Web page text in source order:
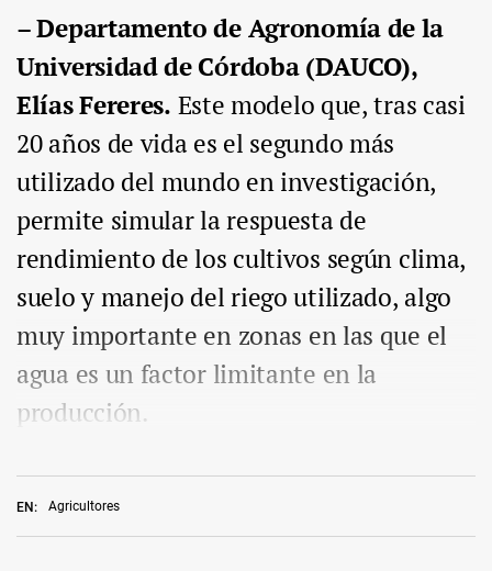
EN: Agricultores
– Departamento de Agronomía de la
Universidad de Córdoba (DAUCO),
Elías Fereres. Este modelo que, tras casi
20 años de vida es el segundo más
utilizado del mundo en investigación,
permite simular la respuesta de
rendimiento de los cultivos según clima,
suelo y manejo del riego utilizado, algo
muy importante en zonas en las que el
agua es un factor limitante en la
producción.